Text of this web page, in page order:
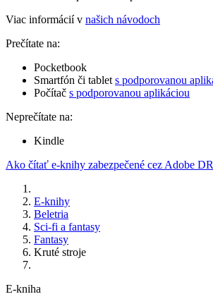
Viac informácií v našich návodoch
Prečítate na:
Pocketbook
Smartfón či tablet s podporovanou
Počítač s podporovanou aplikáciou
Neprečítate na:
Kindle
Ako čítať e-knihy zabezpečené cez Adobe
E-knihy
Beletria
Sci-fi a fantasy
Fantasy
Kruté stroje
E-kniha